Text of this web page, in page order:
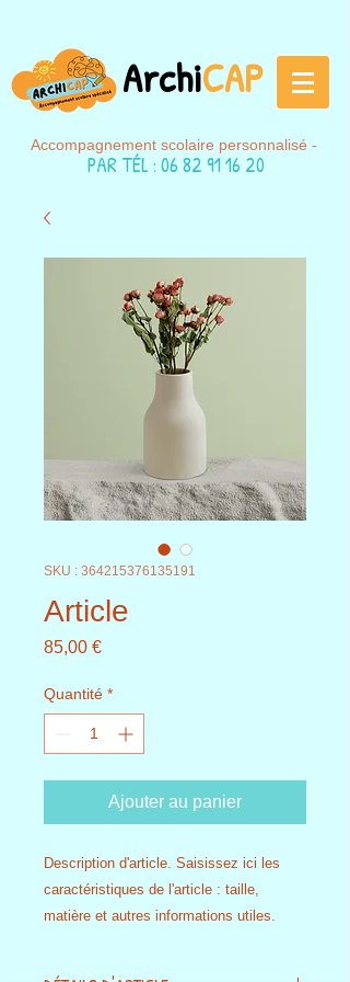
ArchiCAP
Accompagnement scolaire personnalisé -
PAR TÉL: 06 82 91 16 20
SKU : 364215376135191
Article
85,00 €Prix
Quantité *
Ajouter au panier
Description d'article. Saisissez ici les
caractéristiques de l'article : taille,
matière et autres informations utiles.